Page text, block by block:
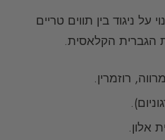
על ניגוד בין תווים טריים
הגברית הקלאסית.
רוזמרין.
אלון.